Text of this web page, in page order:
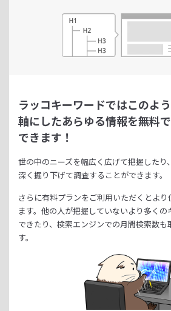
ラッコキーワードではこのよ
軸にしたあらゆる情報を無料
できます！
世の中のニーズを幅広く広げて把握したり、
深く掘り下げて調査することができます。
さらに有料プランをご利用いただくとよ
ます。 他の人が把握していないより多くの
できたり、 検索エンジンでの月間検索数も
す。